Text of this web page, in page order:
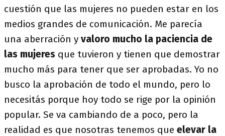
cuestión que las mujeres no pueden estar en los
medios grandes de comunicación. Me parecía
una aberración y valoro mucho la paciencia de
las mujeres que tuvieron y tienen que demostrar
mucho más para tener que ser aprobadas. Yo no
busco la aprobación de todo el mundo, pero lo
necesitás porque hoy todo se rige por la opinión
popular. Se va cambiando de a poco, pero la
realidad es que nosotras tenemos que elevar la